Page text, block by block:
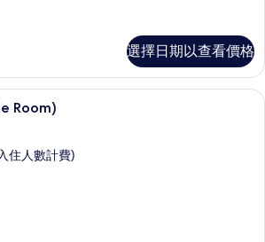
選擇日期以查看價格
客房內保險箱、遮光布/窗簾、隔音、
Room)
住人數計費)